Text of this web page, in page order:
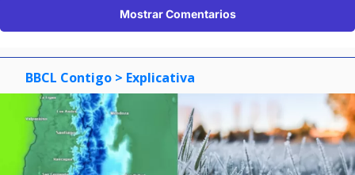
Mostrar Comentarios
BBCL Contigo > Explicativa